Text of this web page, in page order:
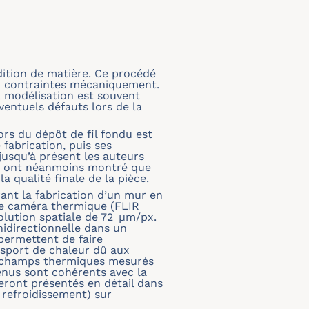
de matière. Ce procédé
mécaniquement.
est souvent
défauts lors de la
du dépôt de fil fondu est
puis ses
présent les auteurs
ont néanmoins montré que
qualité finale de la pièce.
la fabrication d’un mur en
caméra thermique (FLIR
spatiale de 72 μm/px.
dans un
de faire
de chaleur dû aux
thermiques mesurés
sont cohérents avec la
présentés en détail dans
sur